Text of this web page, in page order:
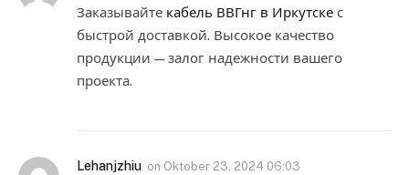
Заказывайте кабель ВВГнг в Иркутске с
быстрой доставкой. Высокое качество
продукции — залог надежности вашего
проекта.
Lehanjzhiu on Oktober 23, 2024 06:03